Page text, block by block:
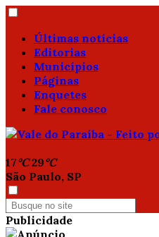
Últimas notícias
Editorias
Municípios
Páginas
Enquetes
Fale conosco
17°C 29°C
São Paulo, SP
Publicidade